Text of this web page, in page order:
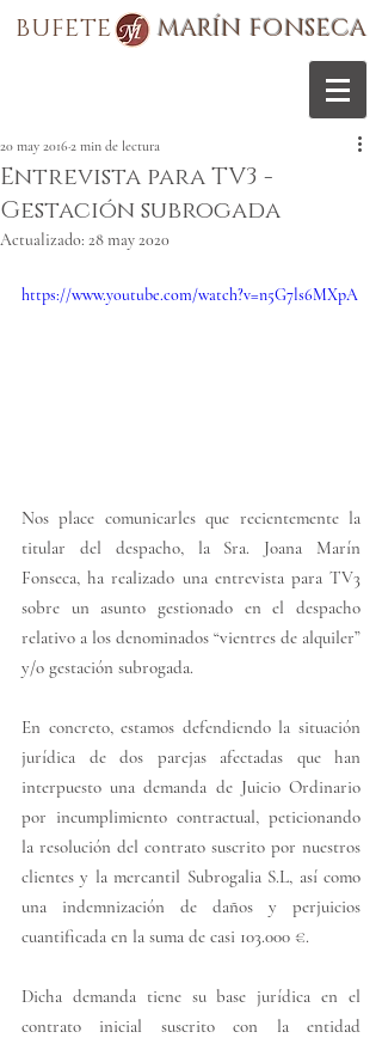
BUFETE MARÍN FONSECA
Entrevista para TV3 -
Gestación subrogada
20 may 2016 2 min de lectura
Actualizado: 28 may 2020
https://www.youtube.com/watch?v=n5G7ls6MXpA
Nos place comunicarles que recientemente la
titular del despacho, la Sra. Joana Marín
Fonseca, ha realizado una entrevista para TV3
sobre un asunto gestionado en el despacho
relativo a los denominados “vientres de alquiler”
y/o gestación subrogada.
En concreto, estamos defendiendo la situación
jurídica de dos parejas afectadas que han
interpuesto una demanda de Juicio Ordinario
por incumplimiento contractual, peticionando
la resolución del contrato suscrito por nuestros
clientes y la mercantil Subrogalia S.L, así como
una indemnización de daños y perjuicios
cuantificada en la suma de casi 103.000 €.
Dicha demanda tiene su base jurídica en el
contrato inicial suscrito con la entidad